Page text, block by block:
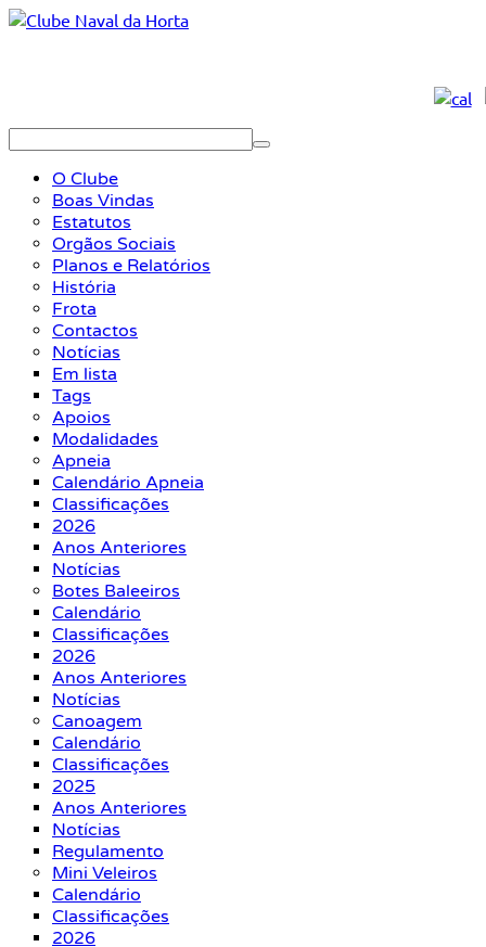
O Clube
Boas Vindas
Estatutos
Orgãos Sociais
Planos e Relatórios
História
Frota
Contactos
Notícias
Em lista
Tags
Apoios
Modalidades
Apneia
Calendário Apneia
Classificações
2026
Anos Anteriores
Notícias
Botes Baleeiros
Calendário
Classificações
2026
Anos Anteriores
Notícias
Canoagem
Calendário
Classificações
2025
Anos Anteriores
Notícias
Regulamento
Mini Veleiros
Calendário
Classificações
2026